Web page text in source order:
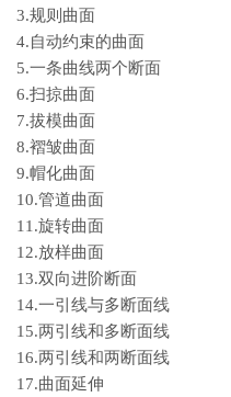
3.规则曲面
4.自动约束的曲面
5.一条曲线两个断面
6.扫掠曲面
7.拔模曲面
8.褶皱曲面
9.帽化曲面
10.管道曲面
11.旋转曲面
12.放样曲面
13.双向进阶断面
14.一引线与多断面线
15.两引线和多断面线
16.两引线和两断面线
17.曲面延伸